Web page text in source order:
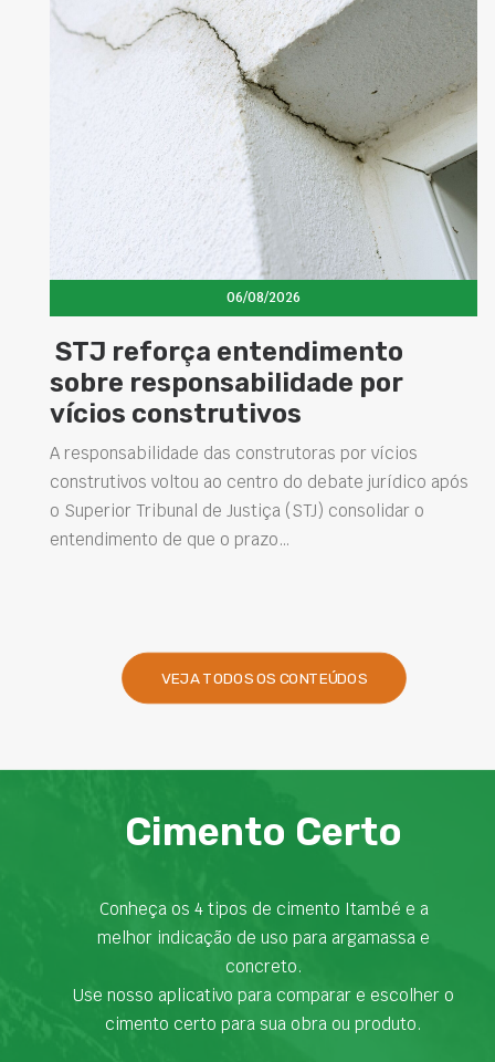
por
por vícios
jurídico após
o
Concretos aditivados e
elevam desempenho
estruturas e
soluções na
Projetar estruturas mais duráveis,
intervenções de manutenção e
desempenho das obras são desafios
VEJA TODOS OS CONTEÚDOS
Cimento Certo
Conheça os 4 tipos de cimento Itambé e a
melhor indicação de uso para argamassa e
concreto.
Use nosso aplicativo para comparar e escolher o
cimento certo para sua obra ou produto.